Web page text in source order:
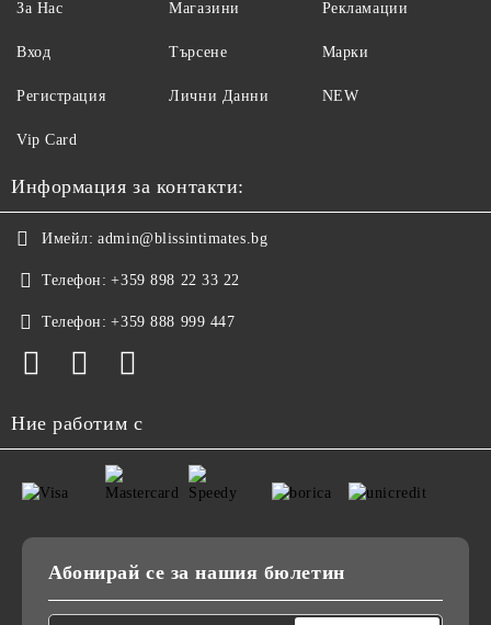
За Нас
Вход
Регистрация
Магазини
Търсене
Лични Данни
Рекламации
Марки
NEW
Vip Card
Информация за контакти:
Имейл: admin@blissintimates.bg
Телефон: +359 898 22 33 22
Телефон: +359 888 999 447
Ние работим с
Абонирай се за нашия бюлетин